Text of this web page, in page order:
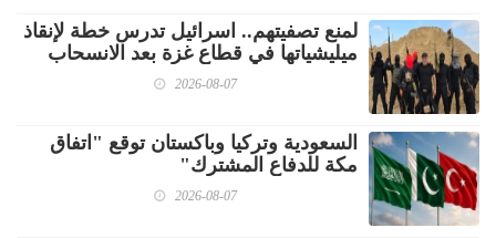
لمنع تصفيتهم.. اسرائيل تدرس خطة لإنقاذ
ميليشياتها في قطاع غزة بعد الانسحاب
2026-08-07
السعودية وتركيا وباكستان توقع "اتفاق
مكة للدفاع المشترك"
2026-08-07